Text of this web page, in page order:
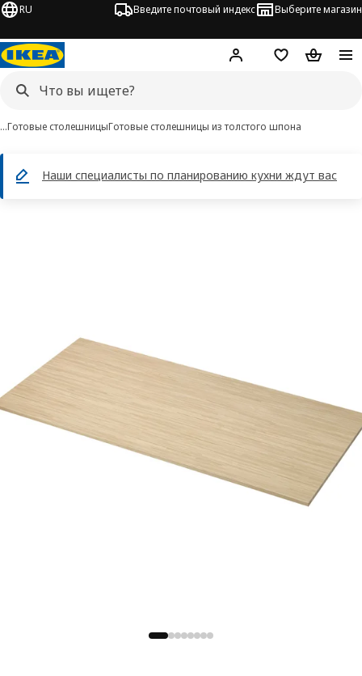
RU Введите почтовый индекс Выберите магазин
Hej! ВойтиСписокКорзина
…Готовые столешницыГотовые столешницы из толстого шпона
Наши специалисты по планированию кухни ждут вас